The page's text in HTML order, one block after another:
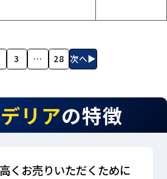
3 … 28 次へ▶
リアの特徴
くお売りいただくために